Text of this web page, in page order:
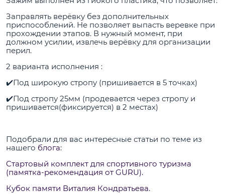
Заправлять верёвку без дополнительных
приспособлений. Не позволяет выпасть веревке при
прохождении этапов. В нужный момент, при
должном усилии, извлечь верёвку для организации
перил.
2 варианта исполнения :
✔️Под широкую стропу (пришивается в 5 точках)
✔️Под стропу 25мм (продевается через стропу и
пришивается(фиксируется) в 2 местах)
Подобрали для вас интересные статьи по теме из
нашего блога:
Cтартовый комплект для спортивного туризма
(памятка-рекомендация от GURU).
Кубок памяти Виталия Кондратьева.